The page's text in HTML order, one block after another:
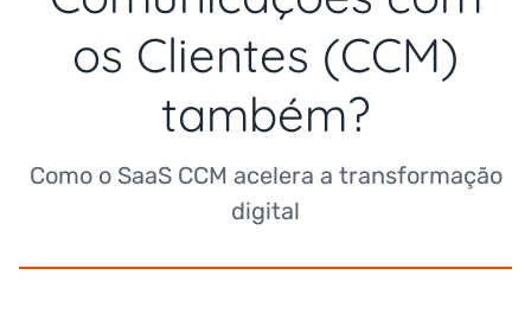
os Clientes (CCM)
também?
Como o SaaS CCM acelera a transformação
digital